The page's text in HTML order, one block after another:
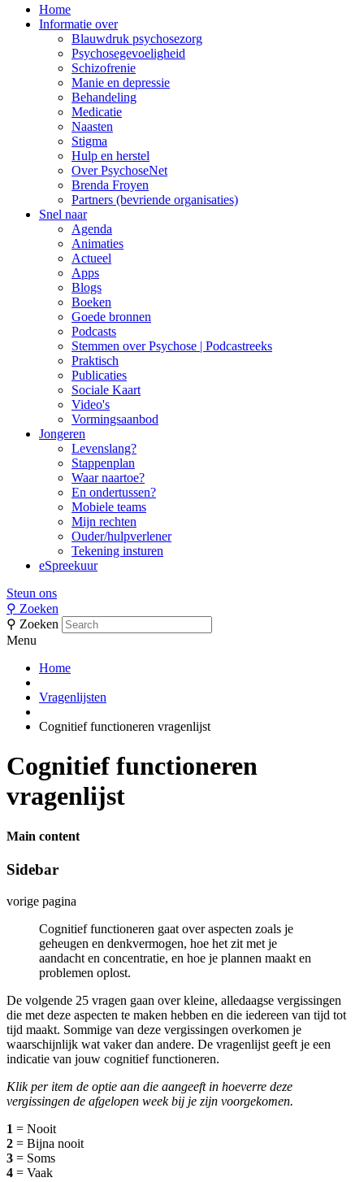
Main
Navigation
Home
Informatie over
Blauwdruk psychosezorg
Psychosegevoeligheid
Schizofrenie
Manie en depressie
Behandeling
Medicatie
Naasten
Stigma
Hulp en herstel
Over PsychoseNet
Brenda Froyen
Partners (bevriende organisaties)
Snel naar
Agenda
Animaties
Actueel
Apps
Blogs
Boeken
Goede bronnen
Podcasts
Stemmen over Psychose | Podcastreeks
Praktisch
Publicaties
Sociale Kaart
Video's
Vormingsaanbod
Jongeren
Levenslang?
Stappenplan
Waar naartoe?
En ondertussen?
Mobiele teams
Mijn rechten
Ouder/hulpverlener
Tekening insturen
eSpreekuur
Steun ons
⚲ Zoeken
⚲ Zoeken
Menu
Home
Vragenlijsten
Cognitief functioneren vragenlijst
Cognitief functioneren
vragenlijst
Main content
Sidebar
vorige pagina
Cognitief functioneren gaat over aspecten zoals je
geheugen en denkvermogen, hoe het zit met je
aandacht en concentratie, en hoe je plannen maakt en
problemen oplost.
De volgende 25 vragen gaan over kleine, alledaagse vergissingen
die met deze aspecten te maken hebben en die iedereen van tijd tot
tijd maakt. Sommige van deze vergissingen overkomen je
waarschijnlijk wat vaker dan andere. De vragenlijst geeft je een
indicatie van jouw cognitief functioneren.
Klik per item de optie aan die aangeeft in hoeverre deze
vergissingen de afgelopen week bij je zijn voorgekomen.
1 = Nooit
2 = Bijna nooit
3 = Soms
4 = Vaak